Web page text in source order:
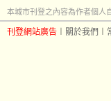
本城市刊登之內容為作者個人
刊登網站廣告 關於我們